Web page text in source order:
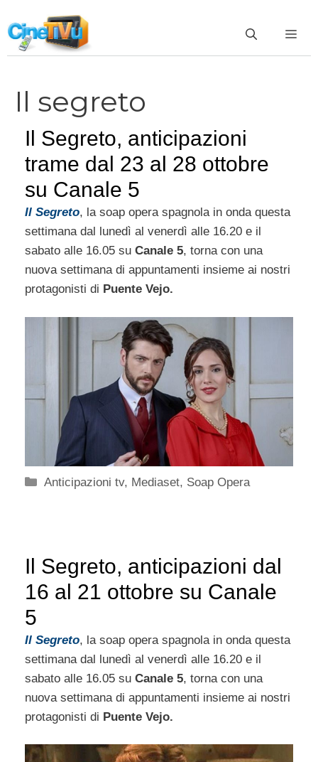
al
contenuto
Il segreto
Il Segreto, anticipazioni
trame dal 23 al 28 ottobre
su Canale 5
Il Segreto, la soap opera spagnola in onda questa
settimana dal lunedì al venerdì alle 16.20 e il
sabato alle 16.05 su Canale 5, torna con una
nuova settimana di appuntamenti insieme ai nostri
protagonisti di Puente Vejo.
Categorie
Anticipazioni tv, Mediaset, Soap Opera
Il Segreto, anticipazioni dal
16 al 21 ottobre su Canale
5
Il Segreto, la soap opera spagnola in onda questa
settimana dal lunedì al venerdì alle 16.20 e il
sabato alle 16.05 su Canale 5, torna con una
nuova settimana di appuntamenti insieme ai nostri
protagonisti di Puente Vejo.